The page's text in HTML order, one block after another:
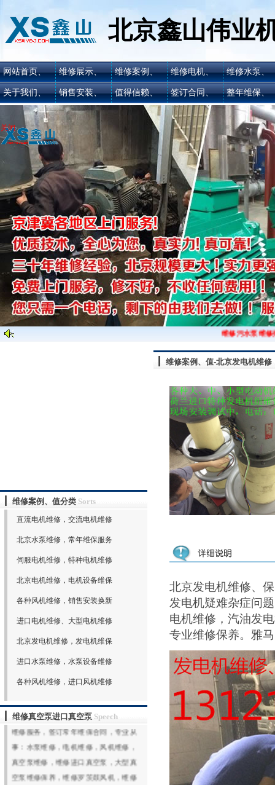
北京鑫山伟业
网站首页、
关于我们、
维修展示、
销售安装、
维修案例、
值得信赖、
维修电机、
签订合同、
维修水泵、
整年维保、
维修污水泵维修
维修案例、值分类 Sorts
直流电机维修，交流电机维修
北京水泵维修，常年维保服务
伺服电机维修，特种电机维修
北京电机维修，电机设备维保
各种风机维修，销售安装换新
进口电机维修、大型电机维修
北京发电机维修，发电机维保
进口水泵维修，水泵设备维修
各种风机维修，进口风机维修
维修真空泵进口真空泵 Speech
欢迎光临北京鑫山伟业机电技术有限公
业机电技术有限公司承接全国机电设备
维修案例、值-北京发电机维
北京发电机维修、
发电机疑难杂症问
电机维修，汽油发
专业维修保养。雅
关闭